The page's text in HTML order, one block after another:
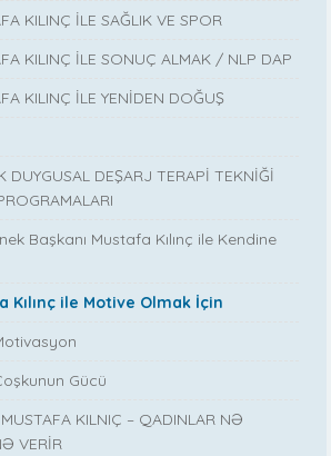
KILINÇ İLE SAĞLIK VE SPOR
KILINÇ İLE SONUÇ ALMAK / NLP DAP
KILINÇ İLE YENİDEN DOĞUŞ
DUYGUSAL DEŞARJ TERAPİ TEKNİĞİ
Başkanı Mustafa Kılınç ile Kendine
Kılınç ile Motive Olmak İçin
Gücü
KILNIÇ – QADINLAR NƏ
VERİR